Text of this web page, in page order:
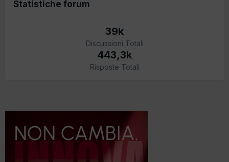
Statistiche forum
39k
Discussioni Totali
443,3k
Risposte Totali